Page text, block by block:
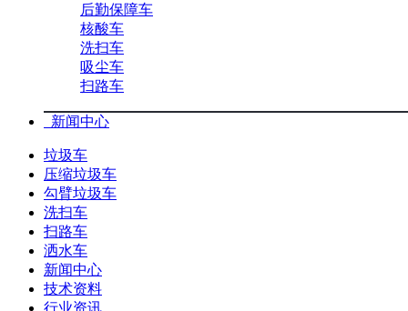
后勤保障车
核酸车
洗扫车
吸尘车
扫路车
新闻中心
垃圾车
压缩垃圾车
勾臂垃圾车
洗扫车
扫路车
洒水车
新闻中心
技术资料
行业资讯